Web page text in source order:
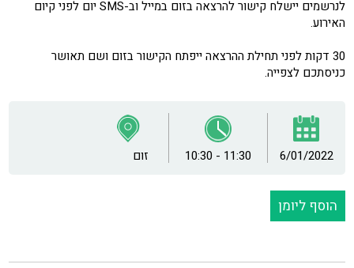
לנרשמים יישלח קישור להרצאה בזום במייל וב-SMS יום לפני קיום
האירוע.
30 דקות לפני תחילת ההרצאה ייפתח הקישור בזום ושם תאושר
כניסתכם לצפייה.
6/01/2022
10:30 - 11:30 זום
הוסף ליומן